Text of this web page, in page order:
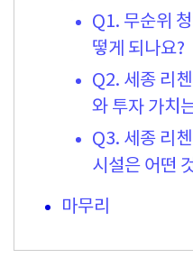
Q1. 무순위
떻게 되나요?
Q2. 세종 리
와 투자 가치
Q3. 세종 리
시설은 어떤
마무리